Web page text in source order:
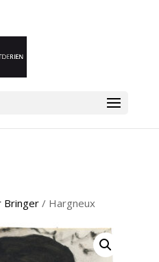
Bringer/ Hargneux